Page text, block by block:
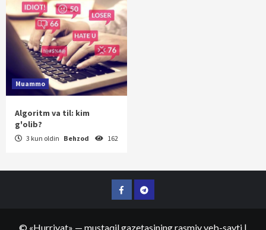
Muammo
Algoritm va til: kim
g'olib?
3 kun oldin Behzod 162
FacebookTelegram
© «Hurriyat» — mustaqil gazetasining rasmiy veb-sayti |